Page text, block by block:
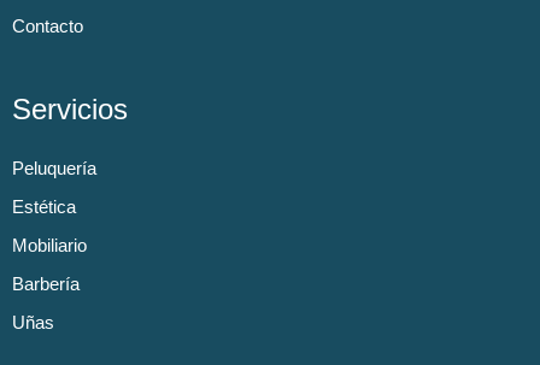
Contacto
Servicios
Peluquería
Estética
Mobiliario
Barbería
Uñas